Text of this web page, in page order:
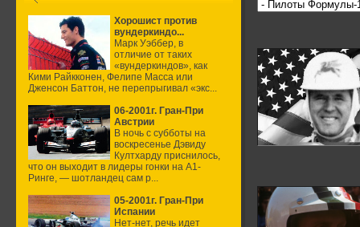
Хорошист против
вундеркиндо...
Марк Уэббер, в
отличие от таких
«вундеркиндов», как
Кими Райкконен, Фелипе Масса или
Дженсон Баттон, не перепрыгивал «экс...
06-2001г. Гран-При
Австрии
В ночь с субботы на
воскресенье Дэвиду
Култхарду приснилось,
что он выходит в лидеры гонки на А1-
Ринге, — шотландец сам р...
05-2001г. Гран-При
Испании
Нет-нет, речь идет